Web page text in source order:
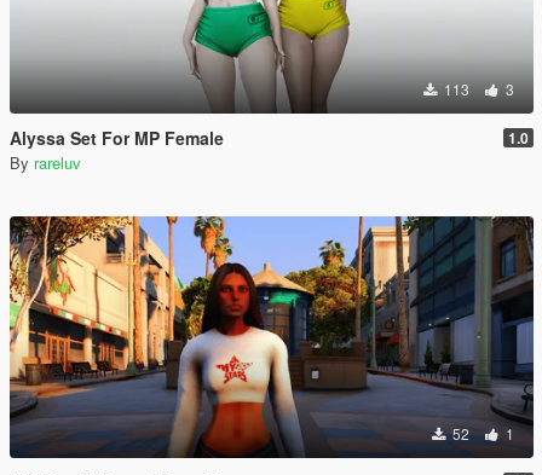
113 3
Alyssa Set For MP Female 1.0
By rareluv
52 1